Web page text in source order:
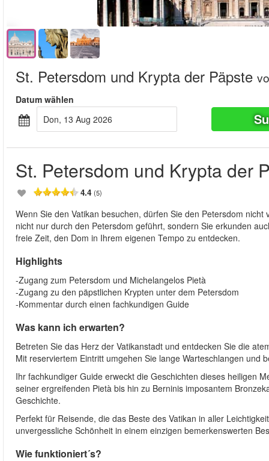
St. Petersdom und Krypta der Päpste
Datum wählen
Don, 13 Aug 2026
St. Petersdom und Krypta der
4.4 (5)
Wenn Sie den Vatikan besuchen, dürfen Sie den Petersdom
nicht nur durch den Petersdom geführt, sondern Sie erkunden
freie Zeit, den Dom in Ihrem eigenen Tempo zu entdecken.
Highlights
-Zugang zum Petersdom und Michelangelos Pietà
-Zugang zu den päpstlichen Krypten unter dem Petersdom
-Kommentar durch einen fachkundigen Guide
Was kann ich erwarten?
Betreten Sie das Herz der Vatikanstadt und entdecken Sie die
Mit reserviertem Eintritt umgehen Sie lange Warteschlangen und
Ihr fachkundiger Guide erweckt die Geschichten dieses heiligen
seiner ergreifenden Pietà bis hin zu Berninis imposantem
Geschichte.
Perfekt für Reisende, die das Beste des Vatikan in aller
unvergessliche Schönheit in einem einzigen bemerkenswerten
Wie funktioniert´s?